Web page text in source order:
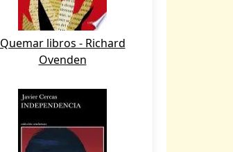
Quemar libros - Richard
Ovenden